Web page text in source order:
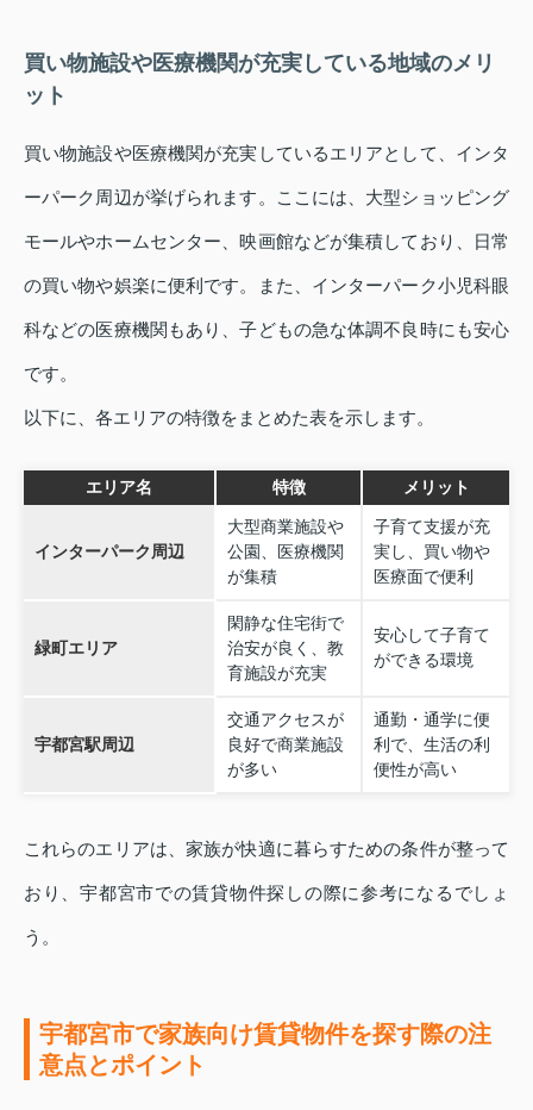
買い物施設や医療機関が充実している地域のメリ
ット
買い物施設や医療機関が充実しているエリアとして、インタ
ーパーク周辺が挙げられます。ここには、大型ショッピング
モールやホームセンター、映画館などが集積しており、日常
の買い物や娯楽に便利です。また、インターパーク小児科眼
科などの医療機関もあり、子どもの急な体調不良時にも安心
です。
以下に、各エリアの特徴をまとめた表を示します。
エリア名 特徴 メリット
インターパーク周辺
大型商業施設や
公園、医療機関
が集積
子育て支援が充
実し、買い物や
医療面で便利
緑町エリア
閑静な住宅街で
治安が良く、教
育施設が充実
安心して子育て
ができる環境
宇都宮駅周辺
交通アクセスが
良好で商業施設
が多い
通勤・通学に便
利で、生活の利
便性が高い
これらのエリアは、家族が快適に暮らすための条件が整って
おり、宇都宮市での賃貸物件探しの際に参考になるでしょ
う。
宇都宮市で家族向け賃貸物件を探す際の注
意点とポイント